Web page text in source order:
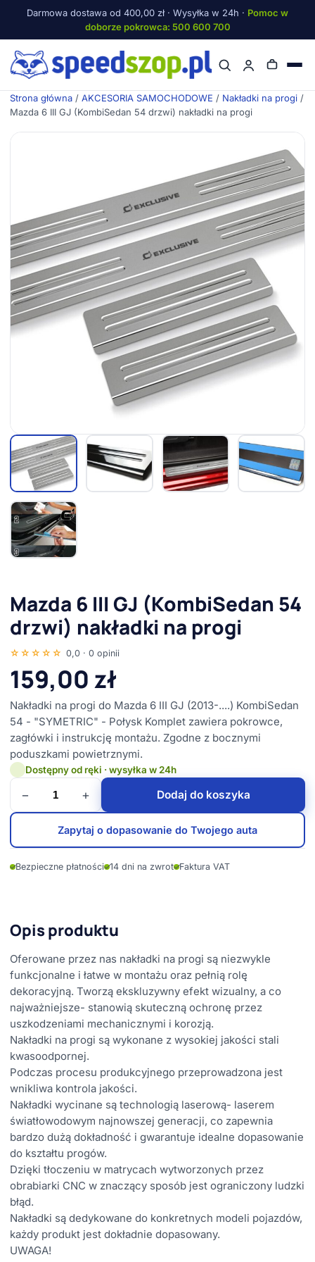
Darmowa dostawa od 400,00 zł · Wysyłka w 24h · Pomoc w
doborze pokrowca: 500 600 700
Menu
Strona główna / AKCESORIA SAMOCHODOWE / Nakładki na progi /
Mazda 6 III GJ (KombiSedan 54 drzwi) nakładki na progi
Mazda 6 III GJ (KombiSedan 54
drzwi) nakładki na progi
☆☆☆☆☆ 0,0 · 0 opinii
159,00zł
Nakładki na progi do Mazda 6 III GJ (2013-....) KombiSedan
54 - "SYMETRIC" - Połysk Komplet zawiera pokrowce,
zagłówki i instrukcję montażu. Zgodne z bocznymi
poduszkami powietrznymi.
Dostępny od ręki · wysyłka w 24h
− + Dodaj do koszyka
Zapytaj o dopasowanie do Twojego auta
✓Bezpieczne płatności✓14 dni na zwrot✓Faktura VAT
Opis produktu
Oferowane przez nas nakładki na progi są niezwykle
funkcjonalne i łatwe w montażu oraz pełnią rolę
dekoracyjną. Tworzą ekskluzywny efekt wizualny, a co
najważniejsze- stanowią skuteczną ochronę przez
uszkodzeniami mechanicznymi i korozją.
Nakładki na progi są wykonane z wysokiej jakości stali
kwasoodpornej.
Podczas procesu produkcyjnego przeprowadzona jest
wnikliwa kontrola jakości.
Nakładki wycinane są technologią laserową- laserem
światłowodowym najnowszej generacji, co zapewnia
bardzo dużą dokładność i gwarantuje idealne dopasowanie
do kształtu progów.
Dzięki tłoczeniu w matrycach wytworzonych przez
obrabiarki CNC w znaczący sposób jest ograniczony ludzki
błąd.
Nakładki są dedykowane do konkretnych modeli pojazdów,
każdy produkt jest dokładnie dopasowany.
UWAGA!